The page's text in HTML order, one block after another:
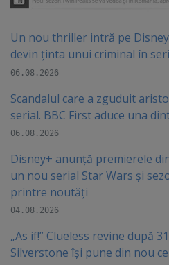
Un nou thriller intră pe
devin ținta unui criminal în
06.08.2026
Scandalul care a zguduit
serial. BBC First aduce una
06.08.2026
Disney+ anunță premierele
un nou serial Star Wars și
printre noutăți
04.08.2026
„As if!” Clueless revine după
Silverstone își pune din nou